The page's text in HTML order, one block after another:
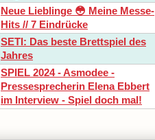
Neue Lieblinge 😳 Meine Messe-
Hits // 7 Eindrücke
SETI: Das beste Brettspiel des
Jahres
SPIEL 2024 - Asmodee -
Pressesprecherin Elena Ebbert
im Interview - Spiel doch mal!